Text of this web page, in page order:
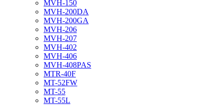
MVH-150
MVH-200DA
MVH-200GA
MVH-206
MVH-207
MVH-402
MVH-406
MVH-408PAS
MTR-40F
MT-52FW
MT-55
MT-55L